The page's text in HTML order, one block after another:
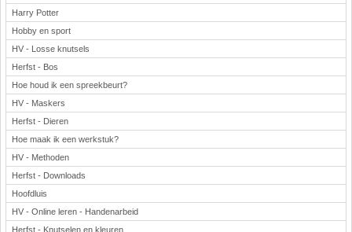
Harry Potter
Hobby en sport
HV - Losse knutsels
Herfst - Bos
Hoe houd ik een spreekbeurt?
HV - Maskers
Herfst - Dieren
Hoe maak ik een werkstuk?
HV - Methoden
Herfst - Downloads
Hoofdluis
HV - Online leren - Handenarbeid
Herfst - Knutselen en kleuren